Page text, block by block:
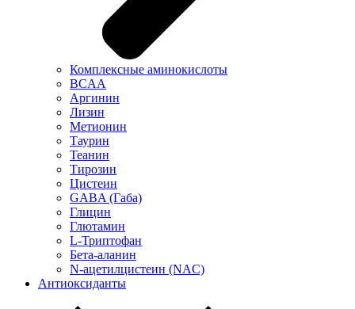
Комплексные аминокислоты
BCAA
Аргинин
Лизин
Метионин
Таурин
Теанин
Тирозин
Цистеин
GABA (Габа)
Глицин
Глютамин
L-Триптофан
Бета-аланин
N-ацетилцистеин (NAC)
Антиоксиданты